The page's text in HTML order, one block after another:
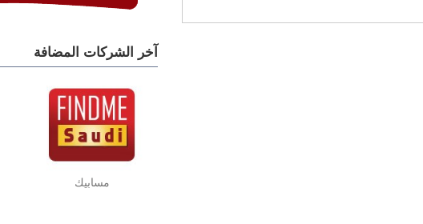
تخدم أي سيناريو تراسل
للاطلاع على كافة التفاصيل
www.plutosms.com/zagel
آخر الشركات المضافة
مسابيك